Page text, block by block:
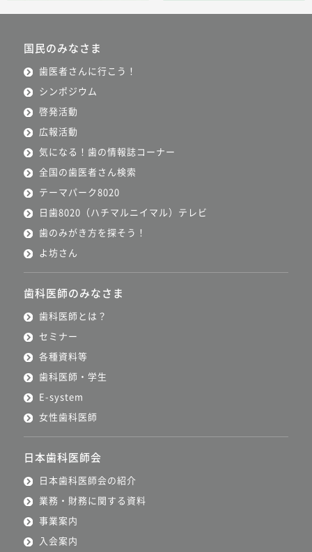
国民のみなさま
歯医者さんに行こう！
シンポジウム
啓発活動
広報活動
気になる！歯の情報誌コーナー
全国の歯医者さん検索
テーマパーク8020
日歯8020（ハチマルニイマル）テレビ
歯のみがき方を探そう！
よ坊さん
歯科医師のみなさま
歯科医師とは？
セミナー
各種資料等
歯科医師・学生
E-system
女性歯科医師
日本歯科医師会
日本歯科医師会の紹介
業務・財務に関する資料
事業案内
入会案内